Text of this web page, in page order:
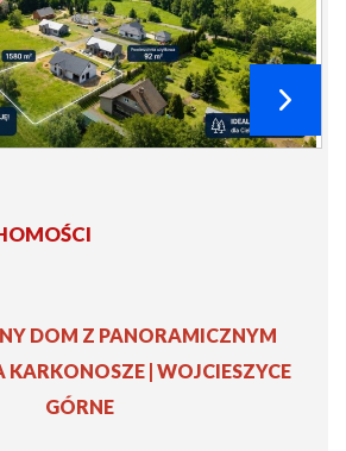
DOM Z PANORAMICZNYM
| WOJCIESZYCE
GÓRNE